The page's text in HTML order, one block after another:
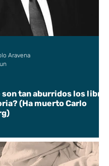
son tan aburridos los libros
(Ha muerto Carlo
Aravena